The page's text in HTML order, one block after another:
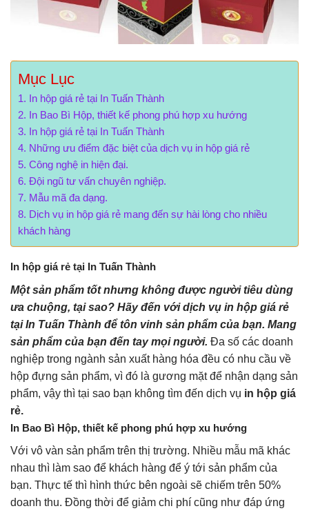
Mục Lục
In hộp giá rẻ tại In Tuấn Thành
In Bao Bì Hộp, thiết kế phong phú hợp xu hướng
In hộp giá rẻ tại In Tuấn Thành
Những ưu điểm đặc biệt của dịch vụ in hộp giá rẻ
Công nghệ in hiện đại.
Đội ngũ tư vấn chuyên nghiệp.
Mẫu mã đa dạng.
Dịch vụ in hộp giá rẻ mang đến sự hài lòng cho nhiều
khách hàng
In hộp giá rẻ tại In Tuấn Thành
Một sản phẩm tốt nhưng không được người tiêu dùng
ưa chuộng, tại sao? Hãy đến với dịch vụ in hộp giá rẻ
tại In Tuấn Thành để tôn vinh sản phẩm của bạn. Mang
sản phẩm của bạn đến tay mọi người. Đa số các doanh
nghiệp trong ngành sản xuất hàng hóa đều có nhu cầu về
hộp đựng sản phẩm, vì đó là gương mặt để nhận dạng sản
phẩm, vậy thì tại sao bạn không tìm đến dịch vụ in hộp giá
rẻ.
In Bao Bì Hộp, thiết kế phong phú hợp xu hướng
Với vô vàn sản phẩm trên thị trường. Nhiều mẫu mã khác
nhau thì làm sao để khách hàng để ý tới sản phẩm của
bạn. Thực tế thì hình thức bên ngoài sẽ chiếm trên 50%
doanh thu. Đồng thời để giảm chi phí cũng như đáp ứng